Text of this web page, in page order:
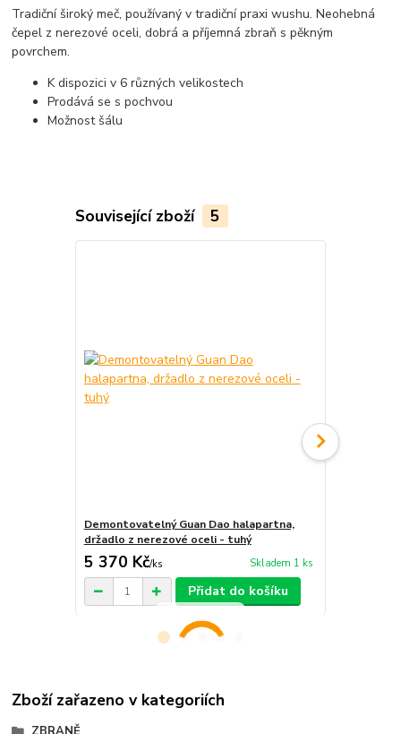
Tradiční široký meč, používaný v tradiční praxi wushu. Neohebná
čepel z nerezové oceli, dobrá a příjemná zbraň s pěkným
povrchem.
K dispozici v 6 různých velikostech
Prodává se s pochvou
Možnost šálu
Související zboží 5
Demontovatelný Guan Dao halapartna,
držadlo z nerezové oceli - tuhý
5 370 Kč/ks Skladem 1 ks
Přidat do košíku
Zboží zařazeno v kategoriích